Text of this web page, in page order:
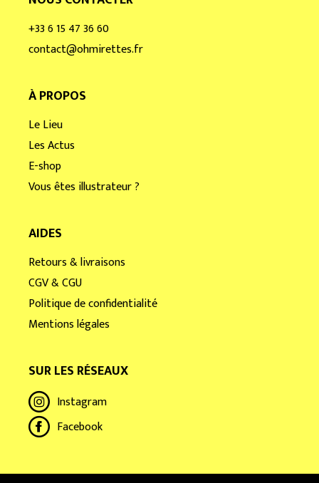
+33 6 15 47 36 60
contact@ohmirettes.fr
À PROPOS
Le Lieu
Les Actus
E-shop
Vous êtes illustrateur ?
AIDES
Retours & livraisons
CGV & CGU
Politique de confidentialité
Mentions légales
SUR LES RÉSEAUX
Instagram
Facebook